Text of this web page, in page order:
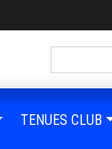
TENUES CLUB